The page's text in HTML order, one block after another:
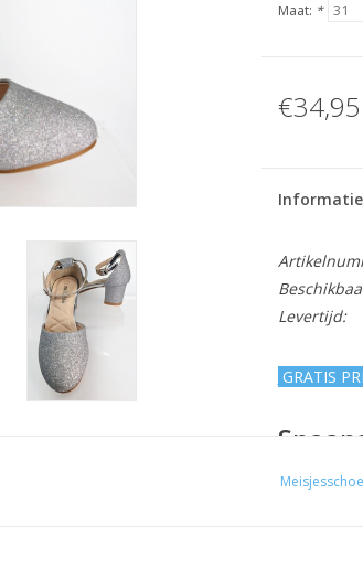
Maat: *
€34,95
Informatie
Levertijd:
GRATIS
glans